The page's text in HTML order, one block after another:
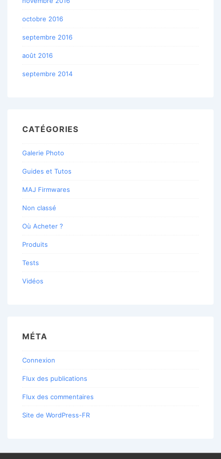
octobre 2016
septembre 2016
août 2016
septembre 2014
CATÉGORIES
Galerie Photo
Guides et Tutos
MAJ Firmwares
Non classé
Où Acheter ?
Produits
Tests
Vidéos
MÉTA
Connexion
Flux des publications
Flux des commentaires
Site de WordPress-FR